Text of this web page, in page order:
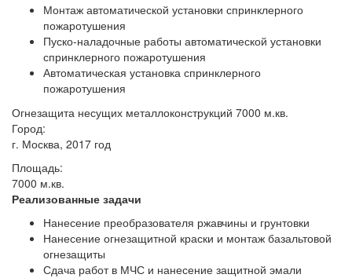
Монтаж автоматической установки спринклерного
пожаротушения
Пуско-наладочные работы автоматической установки
спринклерного пожаротушения
Автоматическая установка спринклерного
пожаротушения
Огнезащита несущих металлоконструкций 7000 м.кв.
Город:
г. Москва, 2017 год
Площадь:
7000 м.кв.
Реализованные задачи
Нанесение преобразователя ржавчины и грунтовки
Нанесение огнезащитной краски и монтаж базальтовой
огнезащиты
Сдача работ в МЧС и нанесение защитной эмали